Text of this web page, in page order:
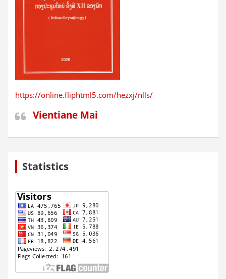
https://online.fliphtml5.com/hezxj/nlls/
Vientiane Mai
Statistics